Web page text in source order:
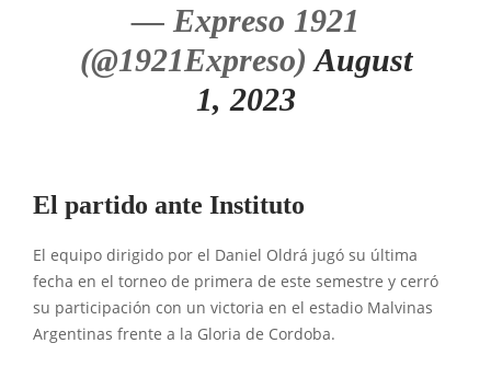
— Expreso 1921
(@1921Expreso)August
1, 2023
El partido ante Instituto
El equipo dirigido por el Daniel Oldrá jugó su última
fecha en el torneo de primera de este semestre y cerró
su participación con un victoria en el estadio Malvinas
Argentinas frente a la Gloria de Cordoba.